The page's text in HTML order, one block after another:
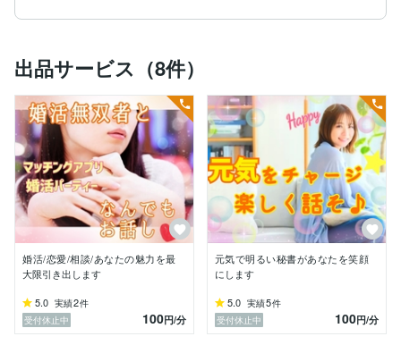
✿恋愛相談したくても出来ない
✿今すぐ話したいけど相手がいなくてもどかしい
✿主観的になりすぎてどうしたらいいかわからない
秘書として、たくさんの人達が信頼して繊細な部分を聞
かせてくれて、
たくさんお話ししてきた私にそっと心の声を話してみま
せんか？
一緒に解決策を見出したり、時には一緒に楽しくお話し
して気持ちを明るくしましょう♡
傾聴力や共感性の高さから、お話しを聞いてたまに泣い
てしまう私ですが、
どんなお話しもしっかりと受け止めますので、安心して
くださいね。
・‥…─*・‥…─*・‥…─*・‥…─*・‥…─*・‥…─
*・‥
出品サービス（8件）
婚活/恋愛/相談/あなたの魅力を最
大限引き出します
5.0 実績2件
受付休止中
100円/分
元気で明るい秘書があなたを笑顔
にします
5.0 実績5件
受付休止中
100円/分